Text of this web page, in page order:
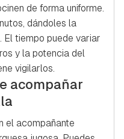
de forma uniforme.
dándoles la
El tiempo puede variar
y la potencia del
vigilarlos.
acompañar
el acompañante